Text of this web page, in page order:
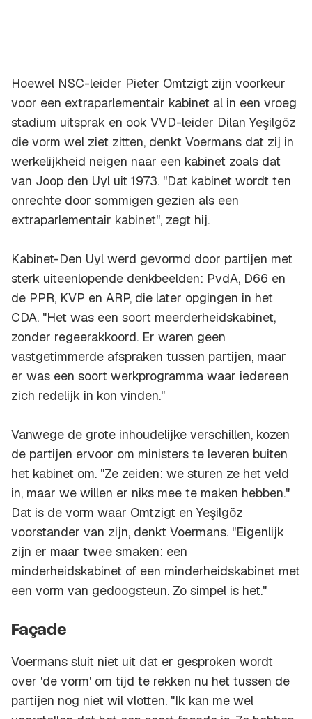
Hoewel NSC-leider Pieter Omtzigt zijn voorkeur
voor een extraparlementair kabinet al in een vroeg
stadium uitsprak en ook VVD-leider Dilan Yeşilgöz
die vorm wel ziet zitten, denkt Voermans dat zij in
werkelijkheid neigen naar een kabinet zoals dat
van Joop den Uyl uit 1973. ''Dat kabinet wordt ten
onrechte door sommigen gezien als een
extraparlementair kabinet'', zegt hij.
Kabinet-Den Uyl werd gevormd door partijen met
sterk uiteenlopende denkbeelden: PvdA, D66 en
de PPR, KVP en ARP, die later opgingen in het
CDA. "Het was een soort meerderheidskabinet,
zonder regeerakkoord. Er waren geen
vastgetimmerde afspraken tussen partijen, maar
er was een soort werkprogramma waar iedereen
zich redelijk in kon vinden."
Vanwege de grote inhoudelijke verschillen, kozen
de partijen ervoor om ministers te leveren buiten
het kabinet om. "Ze zeiden: we sturen ze het veld
in, maar we willen er niks mee te maken hebben."
Dat is de vorm waar Omtzigt en Yeşilgöz
voorstander van zijn, denkt Voermans. "Eigenlijk
zijn er maar twee smaken: een
minderheidskabinet of een minderheidskabinet met
een vorm van gedoogsteun. Zo simpel is het."
Façade
Voermans sluit niet uit dat er gesproken wordt
over 'de vorm' om tijd te rekken nu het tussen de
partijen nog niet wil vlotten. "Ik kan me wel